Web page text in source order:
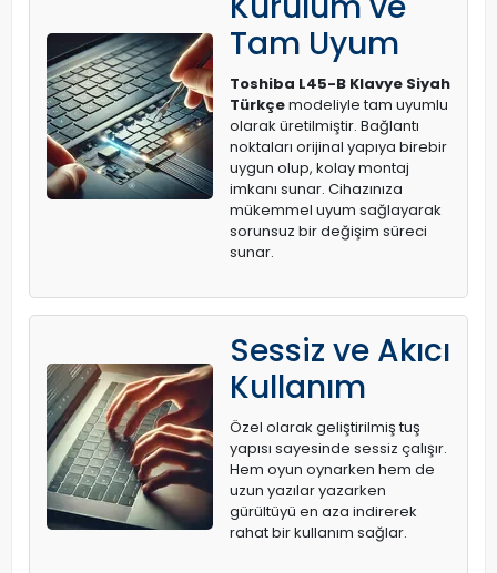
Tam Uyum
Toshiba L45-B Klavye Siyah
Türkçemodeliyle tam uyumlu
olarak üretilmiştir. Bağlantı
noktaları orijinal yapıya birebir
uygun olup, kolay montaj
imkanı sunar. Cihazınıza
mükemmel uyum sağlayarak
sorunsuz bir değişim süreci
sunar.
Sessiz ve Akıcı
Kullanım
Özel olarak geliştirilmiş tuş
yapısı sayesinde sessiz çalışır.
Hem oyun oynarken hem de
uzun yazılar yazarken
gürültüyü en aza indirerek
rahat bir kullanım sağlar.